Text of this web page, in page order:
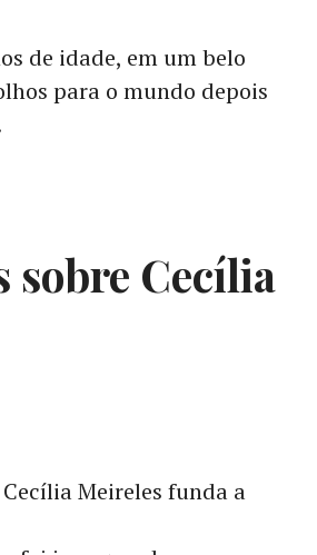
de idade, em um belo
para o mundo depois
sobre Cecília
Meireles funda a